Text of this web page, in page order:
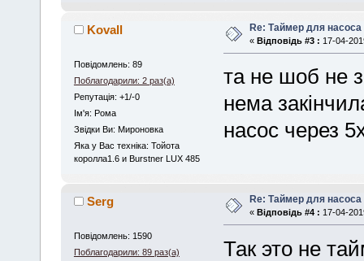
Kovall
Повідомлень: 89
Поблагодарили: 2 раз(а)
Репутація: +1/-0
Iм'я: Рома
Звідки Ви: Мироновка
Яка у Вас техніка: Тойота
королла1.6 и Burstner LUX 485
Re: Таймер для насоса
« Відповідь #3 : 17-04-
та не шоб не
нема
насос через
Serg
Повідомлень: 1590
Поблагодарили: 89 раз(а)
Re: Таймер для насоса
« Відповідь #4 : 17-04-
Так это не